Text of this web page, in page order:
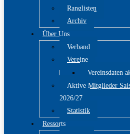
Ranglisten
Archiv
Über Uns
Verband
Vereine
Vereinsdaten
Aktive Mitglieder
2026/27
Statistik
Ressorts